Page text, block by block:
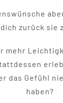
zurück sie
mehr
das Gefühl
haben?